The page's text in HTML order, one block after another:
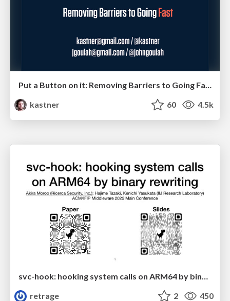
Put a Button on it: Removing Barriers to Going Fast.
kastner
60 4.5k
svc-hook: hooking system calls on ARM64 by binary rewriting
retrage
2 450